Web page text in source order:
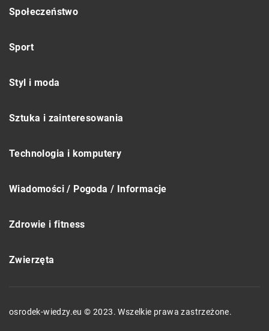
Społeczeństwo
Sport
Styl i moda
Sztuka i zainteresowania
Technologia i komputery
Wiadomości / Pogoda / Informacje
Zdrowie i fitness
Zwierzęta
osrodek-wiedzy.eu © 2023. Wszelkie prawa zastrzeżone.